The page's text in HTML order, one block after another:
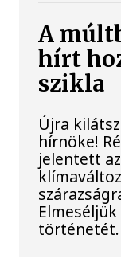
A
hírt
szikla
Újra
hírnöke!
jelentett
történetét.